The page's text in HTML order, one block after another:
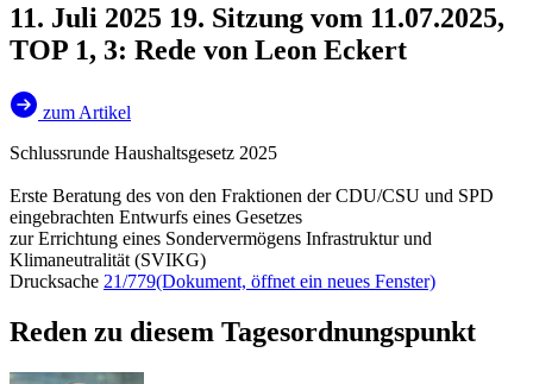
11. Juli 2025 19. Sitzung vom 11.07.2025,
TOP 1, 3: Rede von Leon Eckert
zum Artikel
Schlussrunde Haushaltsgesetz 2025
Erste Beratung des von den Fraktionen der CDU/CSU und SPD
eingebrachten Entwurfs eines Gesetzes
zur Errichtung eines Sondervermögens Infrastruktur und
Klimaneutralität (SVIKG)
Drucksache 21/779(Dokument, öffnet ein neues Fenster)
Reden zu diesem Tagesordnungspunkt